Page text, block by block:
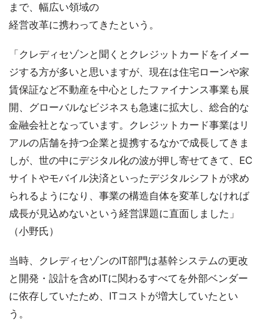
まで、幅広い領域の
経営改革に携わってきたという。
「クレディセゾンと聞くとクレジットカードをイメー
ジする方が多いと思いますが、現在は住宅ローンや家
賃保証など不動産を中心としたファイナンス事業も展
開、グローバルなビジネスも急速に拡大し、総合的な
金融会社となっています。クレジットカード事業はリ
アルの店舗を持つ企業と提携するなかで成長してきま
しが、世の中にデジタル化の波が押し寄せてきて、EC
サイトやモバイル決済といったデジタルシフトが求め
られるようになり、事業の構造自体を変革しなければ
成長が見込めないという経営課題に直面しました」
（小野氏）
当時、クレディセゾンのIT部門は基幹システムの更改
と開発・設計を含めITに関わるすべてを外部ベンダー
に依存していたため、ITコストが増大していたとい
う。